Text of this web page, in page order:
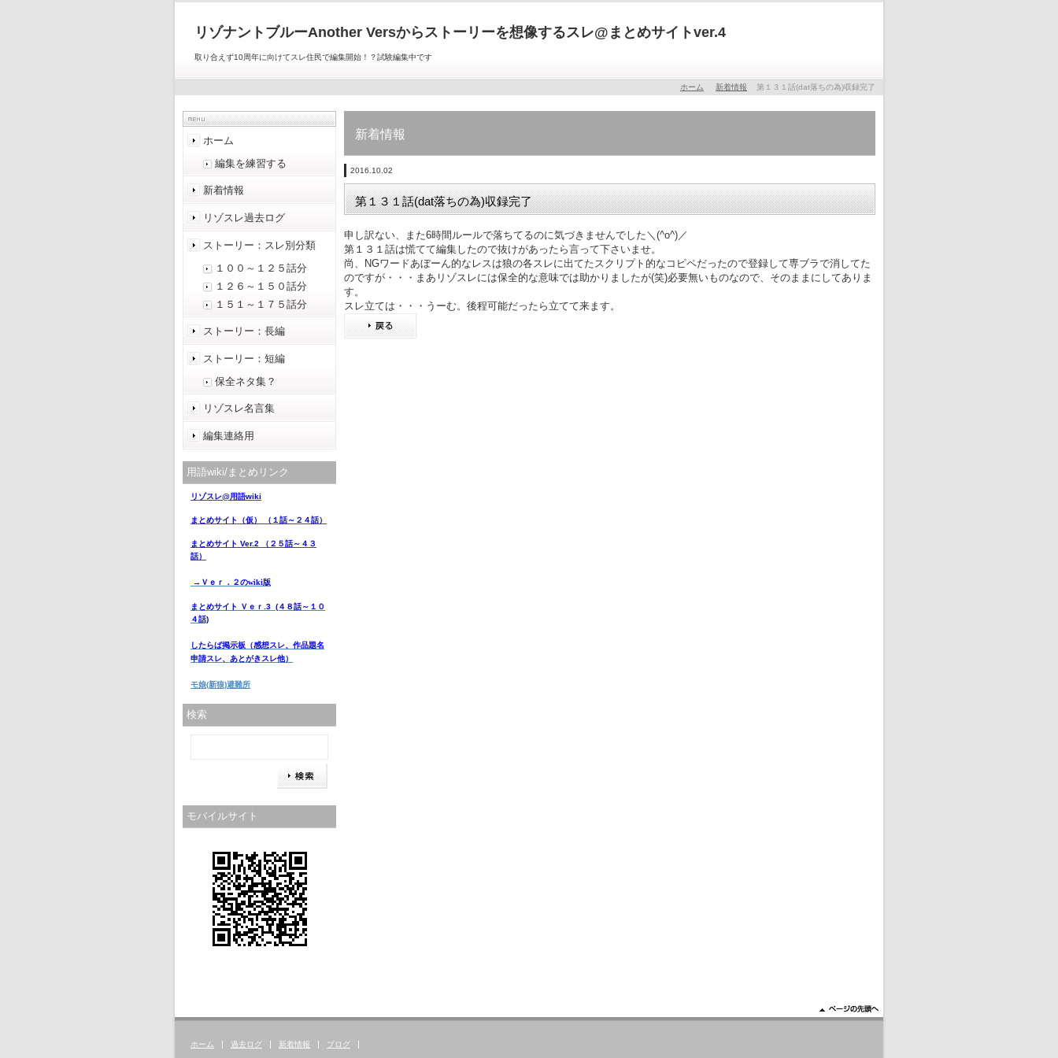
リゾナントブルーAnother Versからストーリーを想像するスレ@まとめサイトver.4
取り合えず10周年に向けてスレ住民で編集開始！？試験編集中です
ホーム 新着情報 第１３１話(dat落ちの為)収録完了
新着情報
2016.10.02
第１３１話(dat落ちの為)収録完了
申し訳ない、また6時間ルールで落ちてるのに気づきませんでした＼(^o^)／
第１３１話は慌てて編集したので抜けがあったら言って下さいませ。
尚、NGワードあぼーん的なレスは狼の各スレに出てたスクリプト的なコピペだったので登録して専ブラで消してた
のですが・・・まあリゾスレには保全的な意味では助かりましたが(笑)必要無いものなので、そのままにしてありま
す。
スレ立ては・・・うーむ。後程可能だったら立てて来ます。
ホーム
編集を練習する
新着情報
リゾスレ過去ログ
ストーリー：スレ別分類
１００～１２５話分
１２６～１５０話分
１５１～１７５話分
ストーリー：長編
ストーリー：短編
保全ネタ集？
リゾスレ名言集
編集連絡用
用語wiki/まとめリンク
リゾスレ@用語wiki
まとめサイト（仮） （１話～２４話）
まとめサイト Ver.2 （２５話～４３
話）
→Ｖｅｒ．２のwiki版
まとめサイト Ｖｅｒ.3 (４８話～１０
４話)
したらば掲示板 （感想スレ、作品題名
申請スレ、あとがきスレ他）
モ娘(新狼)避難所
検索
モバイルサイト
ホーム 過去ログ 新着情報 ブログ